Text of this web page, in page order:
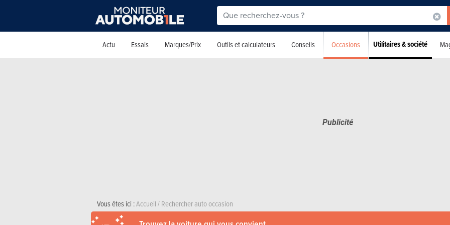
Actu Essais Marques/Prix Outils et calculateurs Conseils Occasions Utilitaires & société
Vous êtes ici :Accueil/Rechercher auto occasion